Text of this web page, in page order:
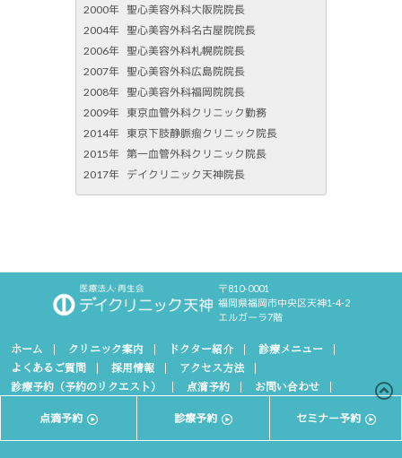
2000年 聖心美容外科大阪院院長
2004年 聖心美容外科名古屋院院長
2006年 聖心美容外科札幌院院長
2007年 聖心美容外科広島院院長
2008年 聖心美容外科福岡院院長
2009年 東京血管外科クリニック勤務
2014年 東京下肢静脈瘤クリニック院長
2015年 第一血管外科クリニック院長
2017年 デイクリニック天神院長
〒810-0001
福岡県福岡市中央区天神1-4-2
エルガーラ7階
ホーム クリニック案内 ドクター紹介
診療メニュー
よくあるご質問
採用情報
アクセス方法
診療予約（予約のリクエスト）
点滴予約
お問い合わせ
点滴予約 診療予約 セミナー予約